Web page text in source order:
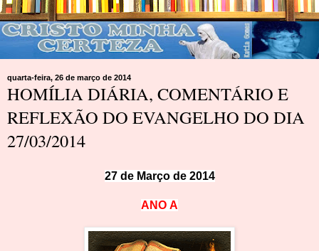
quarta-feira, 26 de março de 2014
HOMÍLIA DIÁRIA, COMENTÁRIO E
REFLEXÃO DO EVANGELHO DO DIA
27/03/2014
27 de Março de 2014
ANO A